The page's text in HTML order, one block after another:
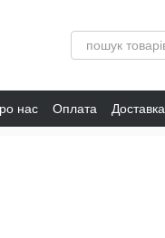
нас Оплата Доставка
Відгуки про магазин